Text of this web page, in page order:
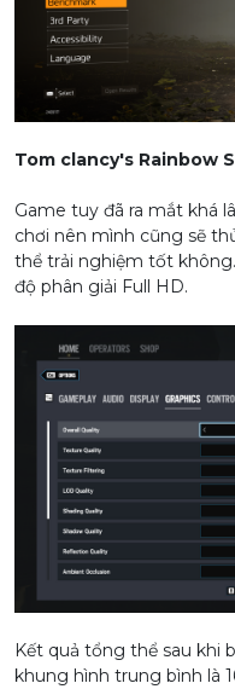
Tom clancy's Rainbow
Game tuy đã ra mắt khá
chơi nên mình cũng sẽ
thể trải nghiệm tốt
độ phân giải Full HD.
Kết quả tổng thể sau khi
khung hình trung bình là